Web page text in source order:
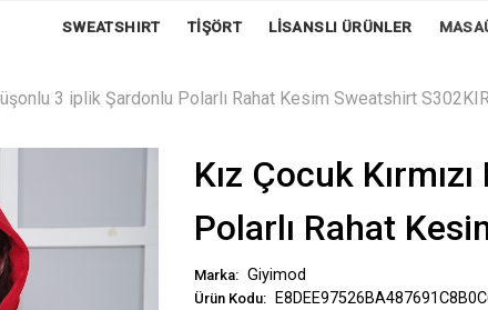
SWEATSHIRT TİŞÖRT LİSANSLI ÜRÜNLER
3 iplik Şardonlu Polarlı Rahat Kesim Sweatshirt
Kız Çocuk
Polarlı Rahat
Marka: Giyimod
Ürün Kodu: